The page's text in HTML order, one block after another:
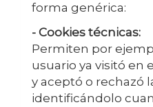
forma genérica:
- Cookies técnicas:
Permiten por
usuario ya visitó en
y aceptó o rechazó
identificándolo